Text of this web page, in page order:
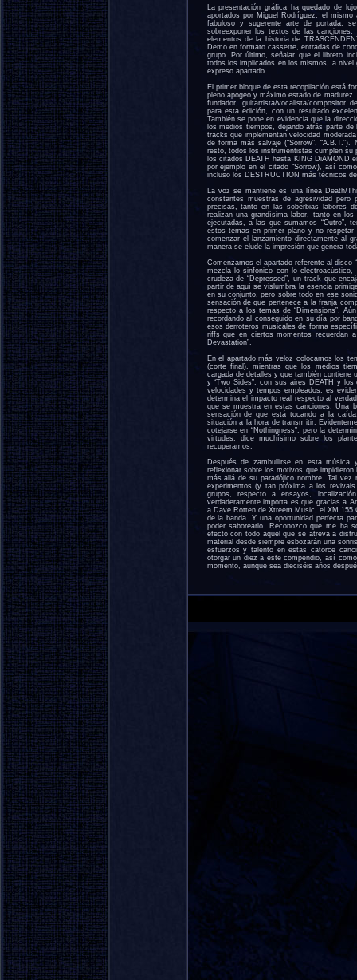
La presentación gráfica ha quedado de
aportados por Miguel Rodríguez, el
fabuloso y sugerente arte de portada,
sobreexponer los textos de las
elementos de la historia de
Demo en formato cassette, entradas de
grupo. Por último, señalar que el libreto
todos los implicados en los mismos, a
expreso apartado.
El primer bloque de esta recopilación está
pleno apogeo y máximo estado de
fundador, guitarrista/vocalista/compositor
para esta edición, con un resultado
También se pone en evidencia que la
los medios tiempos, dejando atrás parte
tracks que implementan velocidad
de forma más salvaje (“Sorrow”,
resto, todos los instrumentistas cumplen su
los citados DEATH hasta KING DiAMOND
por ejemplo en el citado “Sorrow), así
incluso los DESTRUCTION más técnicos de
La voz se mantiene es una línea Death/
constantes muestras de agresividad
precisas, tanto en las soberbias labores
realizan una grandísima labor, tanto en
ejecutadas, a las que sumamos “Outro”,
estos temas en primer plano y no
comenzar el lanzamiento directamente al
manera se elude la impresión que genera
Comenzamos el apartado referente al disco
mezcla lo sinfónico con lo
crudeza de “Depressed”, un track que
partir de aquí se vislumbra la esencia
en su conjunto, pero sobre todo en ese
sensación de que pertenece a la franja
respecto a los temas de “Dimensions”.
recordando al conseguido en su día por
esos derroteros musicales de forma
riffs que en ciertos momentos recuerdan
Devastation”.
En el apartado más veloz colocamos los
(corte final), mientras que los medios
cargada de detalles y que también contiene
y “Two Sides”, con sus aires DEATH y
velocidades y tempos empleados, es
determina el impacto real respecto al
que se muestra en estas canciones. Una
sensación de que está tocando a la
situación a la hora de transmitir.
cotejarse en “Nothingness”, pero la
virtudes, dice muchísimo sobre los
recuperamos.
Después de zambullirse en esta
reflexionar sobre los motivos que
más allá de su paradójico nombre. Tal
experimentos (y tan próxima a los
grupos, respecto a ensayos,
verdaderamente importa es que gracias a
a Dave Rotten de Xtreem Music, el XM 155
de la banda. Y una oportunidad perfecta
poder saborearlo. Reconozco que me ha
efecto con todo aquel que se atreva a
material desde siempre esbozarán una
esfuerzos y talento en estas catorce
otorgar un diez a este compendio, así
momento, aunque sea dieciséis años